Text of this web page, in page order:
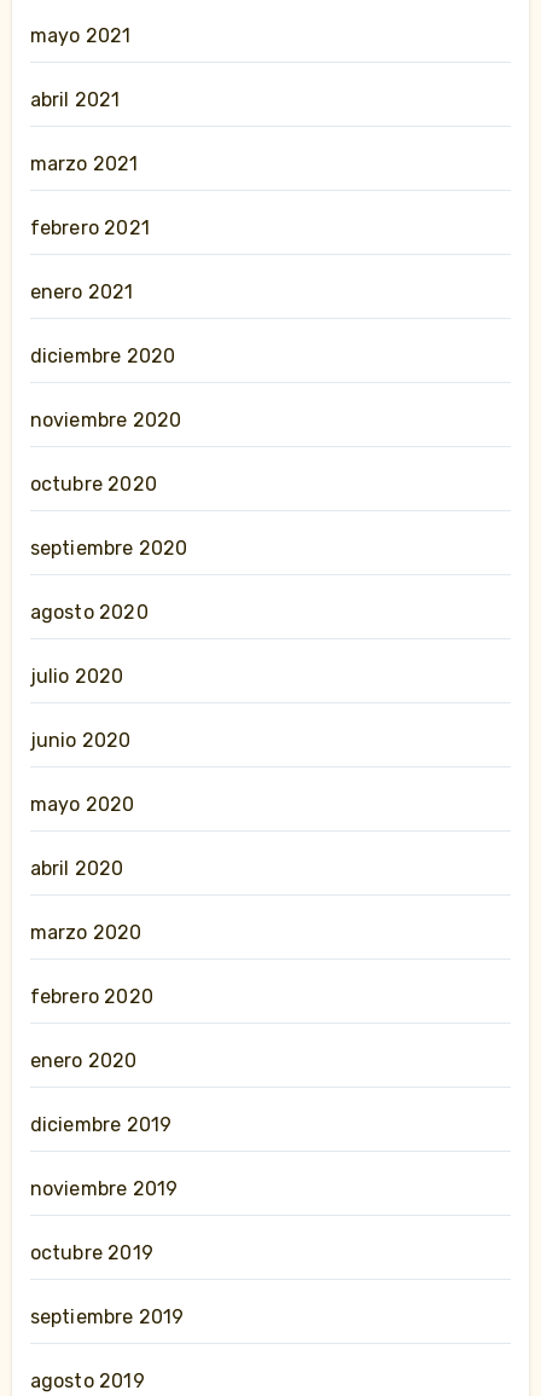
mayo 2021
abril 2021
marzo 2021
febrero 2021
enero 2021
diciembre 2020
noviembre 2020
octubre 2020
septiembre 2020
agosto 2020
julio 2020
junio 2020
mayo 2020
abril 2020
marzo 2020
febrero 2020
enero 2020
diciembre 2019
noviembre 2019
octubre 2019
septiembre 2019
agosto 2019